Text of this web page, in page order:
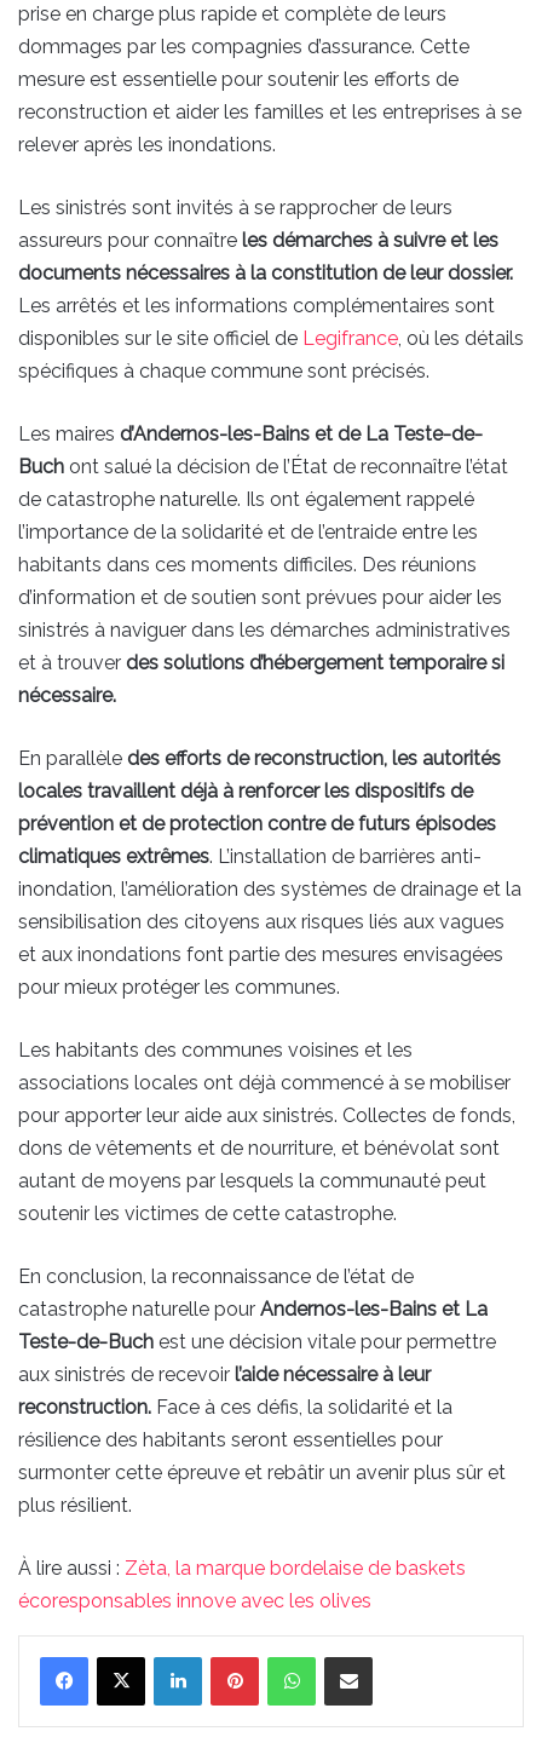
prise en charge plus rapide et complète de leurs
dommages par les compagnies d’assurance. Cette
mesure est essentielle pour soutenir les efforts de
reconstruction et aider les familles et les entreprises à se
relever après les inondations.
Les sinistrés sont invités à se rapprocher de leurs
assureurs pour connaître les démarches à suivre et les
documents nécessaires à la constitution de leur dossier.
Les arrêtés et les informations complémentaires sont
disponibles sur le site officiel de Legifrance, où les détails
spécifiques à chaque commune sont précisés.
Les maires d’Andernos-les-Bains et de La Teste-de-
Buch ont salué la décision de l’État de reconnaître l’état
de catastrophe naturelle. Ils ont également rappelé
l’importance de la solidarité et de l’entraide entre les
habitants dans ces moments difficiles. Des réunions
d’information et de soutien sont prévues pour aider les
sinistrés à naviguer dans les démarches administratives
et à trouver des solutions d’hébergement temporaire si
nécessaire.
En parallèle des efforts de reconstruction, les autorités
locales travaillent déjà à renforcer les dispositifs de
prévention et de protection contre de futurs épisodes
climatiques extrêmes. L’installation de barrières anti-
inondation, l’amélioration des systèmes de drainage et la
sensibilisation des citoyens aux risques liés aux vagues
et aux inondations font partie des mesures envisagées
pour mieux protéger les communes.
Les habitants des communes voisines et les
associations locales ont déjà commencé à se mobiliser
pour apporter leur aide aux sinistrés. Collectes de fonds,
dons de vêtements et de nourriture, et bénévolat sont
autant de moyens par lesquels la communauté peut
soutenir les victimes de cette catastrophe.
En conclusion, la reconnaissance de l’état de
catastrophe naturelle pour Andernos-les-Bains et La
Teste-de-Buch est une décision vitale pour permettre
aux sinistrés de recevoir l’aide nécessaire à leur
reconstruction. Face à ces défis, la solidarité et la
résilience des habitants seront essentielles pour
surmonter cette épreuve et rebâtir un avenir plus sûr et
plus résilient.
À lire aussi : Zèta, la marque bordelaise de baskets
écoresponsables innove avec les olives
LinkedinPinterestWhatsAppPartager par email